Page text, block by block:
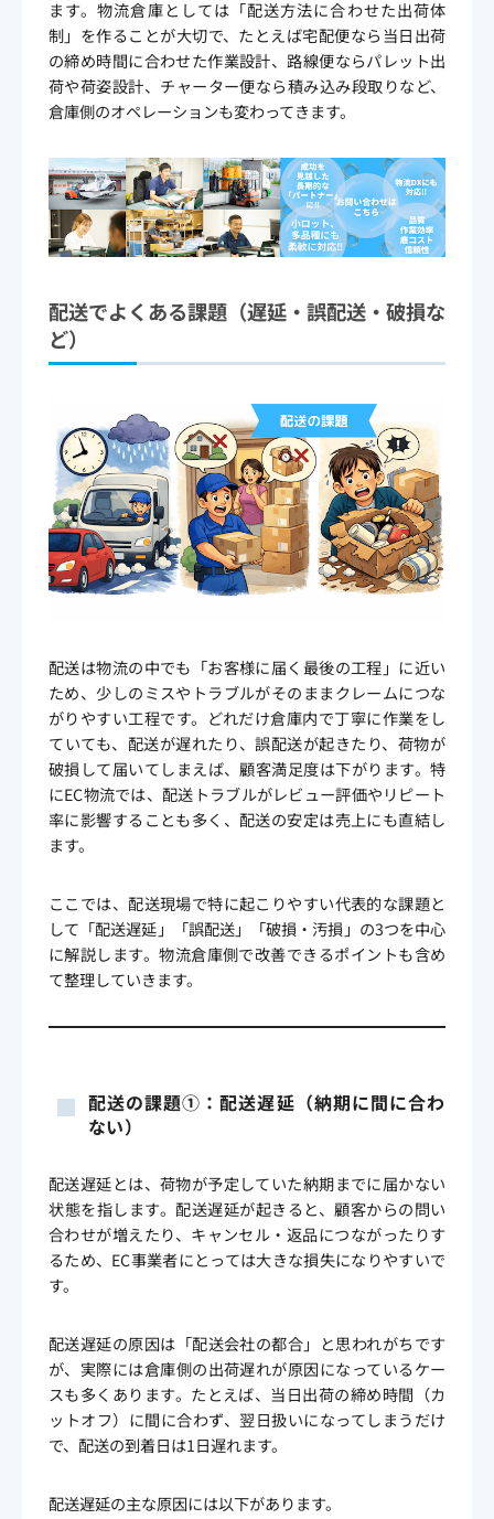
ます。物流倉庫としては「配送方法に合わせた出荷体
制」を作ることが大切で、たとえば宅配便なら当日出荷
の締め時間に合わせた作業設計、路線便ならパレット出
荷や荷姿設計、チャーター便なら積み込み段取りなど、
倉庫側のオペレーションも変わってきます。
配送でよくある課題（遅延・誤配送・破損な
ど）
配送は物流の中でも「お客様に届く最後の工程」に近い
ため、少しのミスやトラブルがそのままクレームにつな
がりやすい工程です。どれだけ倉庫内で丁寧に作業をし
ていても、配送が遅れたり、誤配送が起きたり、荷物が
破損して届いてしまえば、顧客満足度は下がります。特
にEC物流では、配送トラブルがレビュー評価やリピート
率に影響することも多く、配送の安定は売上にも直結し
ます。
ここでは、配送現場で特に起こりやすい代表的な課題と
して「配送遅延」「誤配送」「破損・汚損」の3つを中心
に解説します。物流倉庫側で改善できるポイントも含め
て整理していきます。
配送の課題①：配送遅延（納期に間に合わ
ない）
配送遅延とは、荷物が予定していた納期までに届かない
状態を指します。配送遅延が起きると、顧客からの問い
合わせが増えたり、キャンセル・返品につながったりす
るため、EC事業者にとっては大きな損失になりやすいで
す。
配送遅延の原因は「配送会社の都合」と思われがちです
が、実際には倉庫側の出荷遅れが原因になっているケー
スも多くあります。たとえば、当日出荷の締め時間（カ
ットオフ）に間に合わず、翌日扱いになってしまうだけ
で、配送の到着日は1日遅れます。
配送遅延の主な原因には以下があります。